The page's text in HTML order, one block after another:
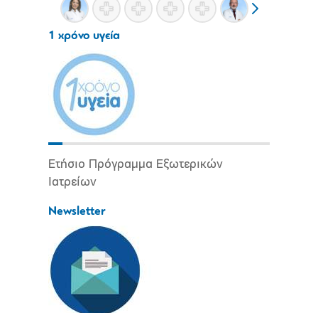
1 χρόνο υγεία
Ετήσιο Πρόγραμμα Εξωτερικών
Ιατρείων
Newsletter